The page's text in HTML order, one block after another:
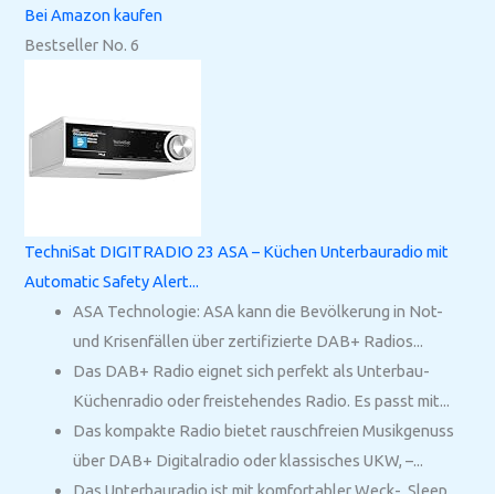
Bei Amazon kaufen
Bestseller No. 6
TechniSat DIGITRADIO 23 ASA – Küchen Unterbauradio mit
Automatic Safety Alert...
ASA Technologie: ASA kann die Bevölkerung in Not-
und Krisenfällen über zertifizierte DAB+ Radios...
Das DAB+ Radio eignet sich perfekt als Unterbau-
Küchenradio oder freistehendes Radio. Es passt mit...
Das kompakte Radio bietet rauschfreien Musikgenuss
über DAB+ Digitalradio oder klassisches UKW, –...
Das Unterbauradio ist mit komfortabler Weck-, Sleep